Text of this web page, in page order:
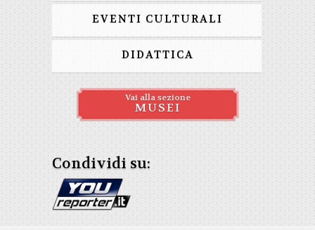
EVENTI CULTURALI
DIDATTICA
Vai alla sezione
MUSEI
Condividi su: